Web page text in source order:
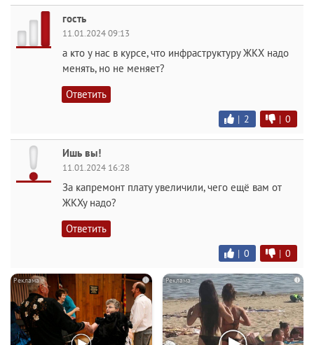
гость
11.01.2024 09:13
а кто у нас в курсе, что инфраструктуру ЖКХ надо
менять, но не меняет?
Ответить
| 2 | 0
Ишь вы!
11.01.2024 16:28
За капремонт плату увеличили, чего ещё вам от
ЖКХу надо?
Ответить
| 0 | 0
i i